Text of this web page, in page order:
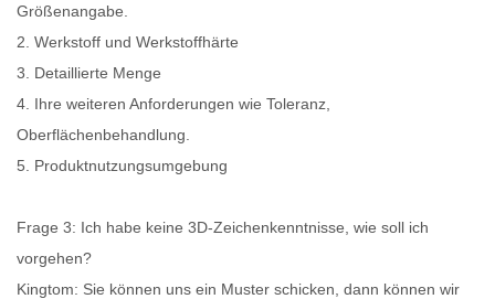
Größenangabe.
2. Werkstoff und Werkstoffhärte
3. Detaillierte Menge
4. Ihre weiteren Anforderungen wie Toleranz,
Oberflächenbehandlung.
5. Produktnutzungsumgebung
Frage 3: Ich habe keine 3D-Zeichenkenntnisse, wie soll ich
vorgehen?
Kingtom: Sie können uns ein Muster schicken, dann können wir